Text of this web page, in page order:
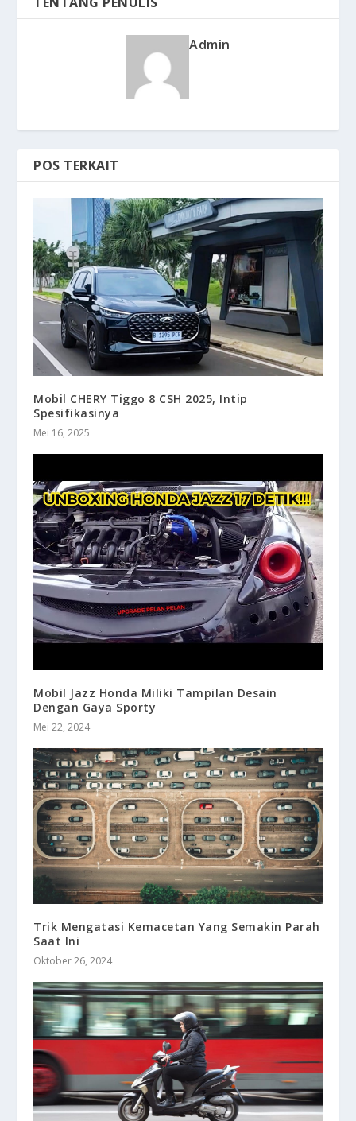
Admin
POS TERKAIT
Mobil CHERY Tiggo 8 CSH 2025, Intip
Spesifikasinya
Mei 16, 2025
Mobil Jazz Honda Miliki Tampilan Desain
Dengan Gaya Sporty
Mei 22, 2024
Trik Mengatasi Kemacetan Yang Semakin Parah
Saat Ini
Oktober 26, 2024